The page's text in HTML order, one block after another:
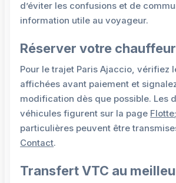
d’éviter les confusions et de
information utile au voyageur.
Réserver votre
Pour le trajet Paris Ajaccio, vérifiez
affichées avant paiement et
modification dès que possible. Les
véhicules figurent sur la page Flotte
particulières peuvent être
Contact.
Transfert VTC au